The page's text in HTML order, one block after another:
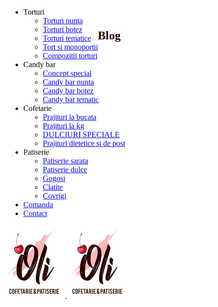
Torturi
Torturi nunta
Torturi botez
Torturi tematice
Tort si monoportii
Compozitii torturi
Candy bar
Concept special
Candy bar nunta
Candy bar botez
Candy bar tematic
Cofetarie
Prajituri la bucata
Prajituri la kg
DULCIURI SPECIALE
Prajituri dietetice si de post
Patiserie
Patiserie sarata
Patiserie dulce
Gogosi
Clatite
Covrigi
Comanda
Contact
Blog